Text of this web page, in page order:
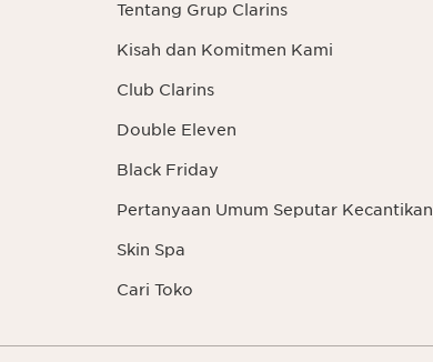
Tentang Grup Clarins
Kisah dan Komitmen Kami
Club Clarins
Double Eleven
Black Friday
Pertanyaan Umum Seputar Kecantikan
Skin Spa
Cari Toko